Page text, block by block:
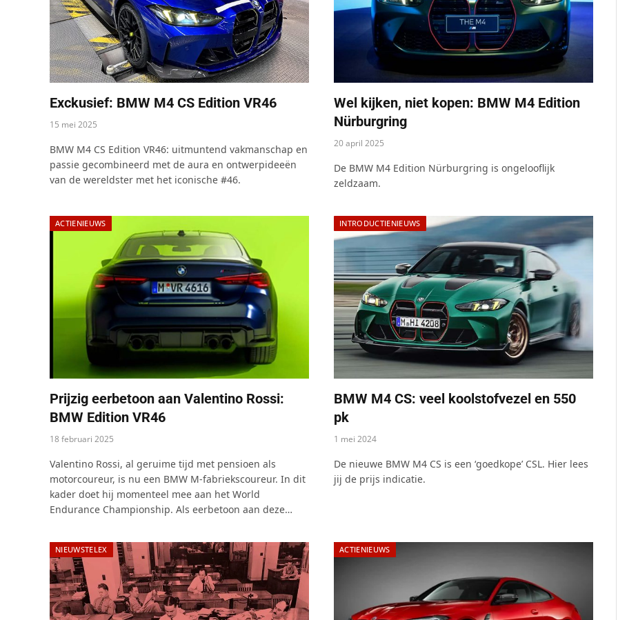
Exckusief: BMW M4 CS Edition VR46
15 mei 2025
BMW M4 CS Edition VR46: uitmuntend vakmanschap en
passie gecombineerd met de aura en ontwerpideeën
van de wereldster met het iconische #46.
Wel kijken, niet kopen: BMW M4 Edition
Nürburgring
20 april 2025
De BMW M4 Edition Nürburgring is ongelooflijk
zeldzaam.
ACTIENIEUWS
Prijzig eerbetoon aan Valentino Rossi:
BMW Edition VR46
18 februari 2025
Valentino Rossi, al geruime tijd met pensioen als
motorcoureur, is nu een BMW M-fabriekscoureur. In dit
kader doet hij momenteel mee aan het World
Endurance Championship. Als eerbetoon aan deze…
INTRODUCTIENIEUWS
BMW M4 CS: veel koolstofvezel en 550
pk
1 mei 2024
De nieuwe BMW M4 CS is een ‘goedkope’ CSL. Hier lees
jij de prijs indicatie.
NIEUWSTELEX ACTIENIEUWS